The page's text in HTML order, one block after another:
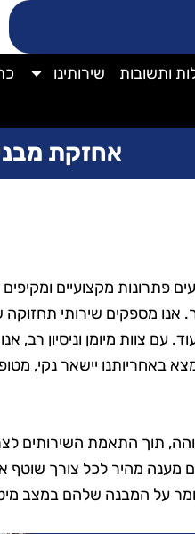
ותשובות שירותינו
אחזקת
פתרונות מקצועיים
מספקים שירותי תחזוקה
עם צוות מיומן וניסיון רב,
באחריותנו יישאר נקי,
תוך התאמת השירותים
מענה מהיר לכל צורך שוטף
על המבנה שלהם במצב